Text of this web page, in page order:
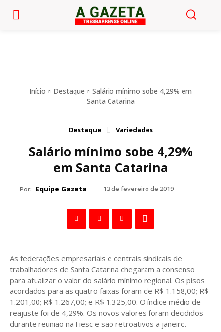
Início Destaque
Salário mínimo sobe 4,29% em
Santa Catarina
Destaque Variedades
Salário mínimo sobe 4,29%
em Santa Catarina
Por: Equipe Gazeta 13 de fevereiro de 2019
As federações empresariais e centrais sindicais de
trabalhadores de Santa Catarina chegaram a consenso
para atualizar o valor do salário mínimo regional. Os pisos
acordados para as quatro faixas foram de R$ 1.158,00; R$
1.201,00; R$ 1.267,00; e R$ 1.325,00. O índice médio de
reajuste foi de 4,29%. Os novos valores foram decididos
durante reunião na Fiesc e são retroativos a janeiro.